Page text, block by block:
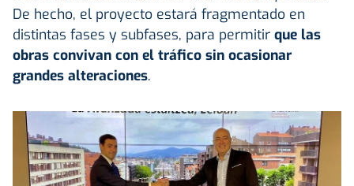
De hecho, el proyecto estará fragmentado en
distintas fases y subfases, para permitir que las
obras convivan con el tráfico sin ocasionar
grandes alteraciones.